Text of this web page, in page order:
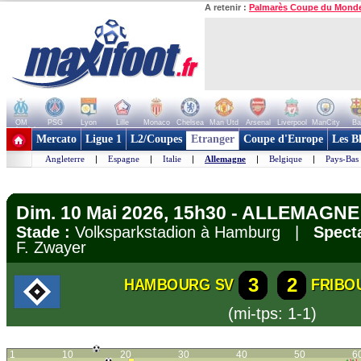
A retenir : Palmarès Coupe du
OM PSG Lyon Lille Monaco Chelsea Man Utd Arsenal Liverpool ManCity
+ de clubs
Mercato Ligue 1 L2/Coupes Etranger Coupe d'Europe Les
Angleterre | Espagne | Italie | Allemagne | Belgique | Pays-Bas
Dim. 10 Mai 2026, 15h30 -
Stade : Volksparkstadion à Hamburg |
F. Zwayer
HAMBOURG SV 3 2
(mi-tps: 1-1)
1 10 20 30 40 50